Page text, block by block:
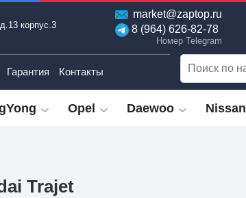
корпус.3
market@zaptop.ru
8 (964) 626-82-78
Номер Telegram
Гарантия Контакты
Opel Daewoo Nissan
Trajet